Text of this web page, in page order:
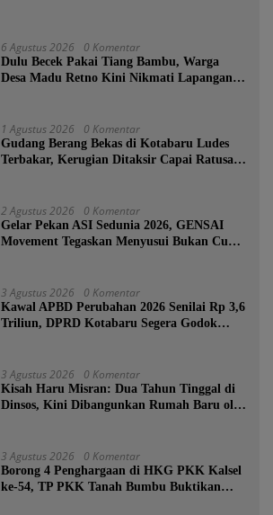
6 Agustus 2026 0 Komentar
Dulu Becek Pakai Tiang Bambu, Warga
Desa Madu Retno Kini Nikmati Lapangan
1 Agustus 2026 0 Komentar
Gudang Berang Bekas di Kotabaru Ludes
Terbakar, Kerugian Ditaksir Capai Ratusan
2 Agustus 2026 0 Komentar
Gelar Pekan ASI Sedunia 2026, GENSAI
Movement Tegaskan Menyusui Bukan Cuma
3 Agustus 2026 0 Komentar
Kawal APBD Perubahan 2026 Senilai Rp 3,6
Triliun, DPRD Kotabaru Segera Godok
3 Agustus 2026 0 Komentar
Kisah Haru Misran: Dua Tahun Tinggal di
Dinsos, Kini Dibangunkan Rumah Baru oleh
3 Agustus 2026 0 Komentar
Borong 4 Penghargaan di HKG PKK Kalsel
ke-54, TP PKK Tanah Bumbu Buktikan